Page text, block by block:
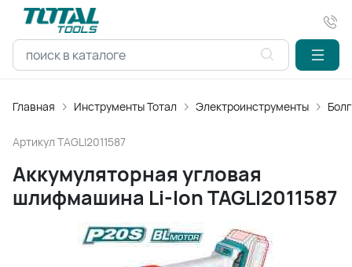
Главная Инструменты Тотал Электроинструменты
Артикул TAGLI2011587
Аккумуляторная угловая
шлифмашина Li-Ion TAGLI2011587